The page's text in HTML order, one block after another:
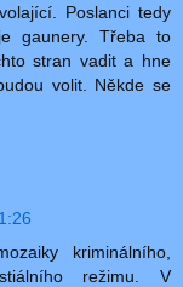
Poslanci tedy
gaunery. Třeba to
stran vadit a hne
volit. Někde se
kriminálního,
režimu. V